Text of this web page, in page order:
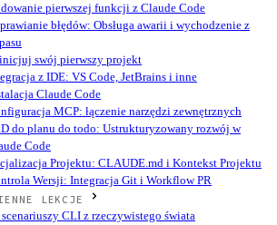
pierwszej funkcji z Claude Code
błędów: Obsługa awarii i wychodzenie z
swój pierwszy projekt
z IDE: VS Code, JetBrains i inne
Claude Code
MCP: łączenie narzędzi zewnętrznych
do planu do todo: Ustrukturyzowany rozwój w
Code
Projektu: CLAUDE.md i Kontekst Projektu
Wersji: Integracja Git i Workflow PR
LEKCJE
CLI z rzeczywistego świata